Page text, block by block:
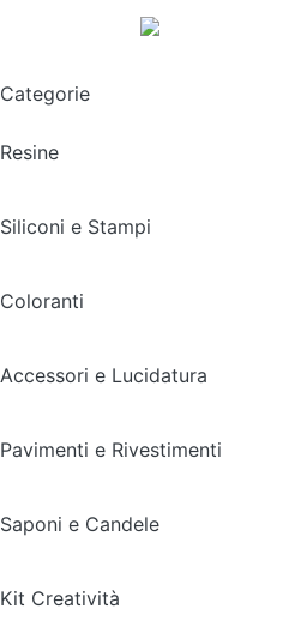
Categorie
Resine
Siliconi e Stampi
Coloranti
Accessori e Lucidatura
Pavimenti e Rivestimenti
Saponi e Candele
Kit Creatività